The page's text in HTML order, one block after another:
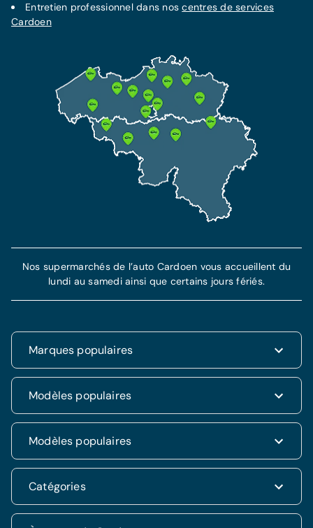
Entretien professionnel dans noscentres de services
Cardoen
Marques populaires
Renault
Dacia
Volkswagen
Hyundai
Kia
Mercedes
Modèles populaires
Renault Clio
Fiat 500
Hyundai Tucson
Kia Rio
Nissan Qashqai
Modèles populaires
Hyundai i20
Jeep Renegade
Catégories
Nos supermarchés de l’auto Cardoen vous accueillent du
lundi au samedi ainsi que certains jours fériés.